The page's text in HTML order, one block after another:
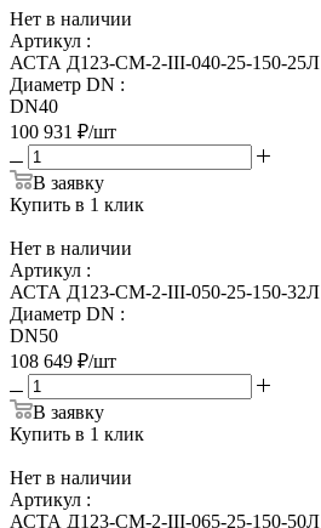
Нет в наличии
Артикул :
АСТА Д123-СМ-2-III-040-25-150-25Л
Диаметр DN :
DN40
100 931 ₽/шт
В заявку
Купить в 1 клик
Нет в наличии
Артикул :
АСТА Д123-СМ-2-III-050-25-150-32Л
Диаметр DN :
DN50
108 649 ₽/шт
В заявку
Купить в 1 клик
Нет в наличии
Артикул :
АСТА Д123-СМ-2-III-065-25-150-50Л